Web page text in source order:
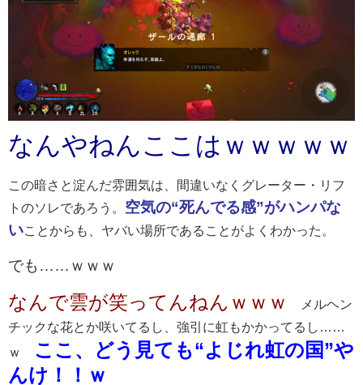
なんやねんここはｗｗｗｗｗ
この暗さと淀んだ雰囲気は、間違いなくグレーター・リフ
トのソレであろう。 空気の“死んでる感”がハンパな
い ことからも、ヤバい場所であることがよくわかった。
でも……ｗｗｗ
なんで雲が笑ってんねんｗｗｗ
メルヘン
チックな花とか咲いてるし、強引に虹もかかってるし……
ｗ
ここ、どう見ても“よじれ虹の国”や
んけ！！ｗ